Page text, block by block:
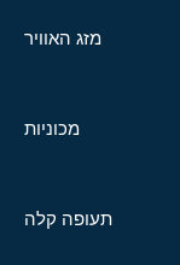
מזג האוויר
מכוניות
תעופה קלה